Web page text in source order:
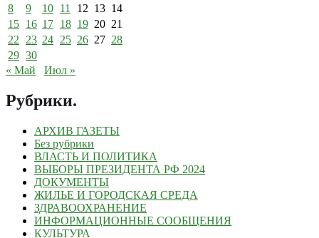
8
9 10 11 12 13 14
15 16 17 18 19 20 21
22 23 24 25 26 27 28
29 30
« Май
Июл »
Рубрики.
АРХИВ ГАЗЕТЫ
Без рубрики
ВЛАСТЬ И ПОЛИТИКА
ВЫБОРЫ ПРЕЗИДЕНТА РФ 2024
ДОКУМЕНТЫ
ЖИЛЬЕ И ГОРОДСКАЯ СРЕДА
ЗДРАВООХРАНЕНИЕ
ИНФОРМАЦИОННЫЕ СООБЩЕНИЯ
КУЛЬТУРА